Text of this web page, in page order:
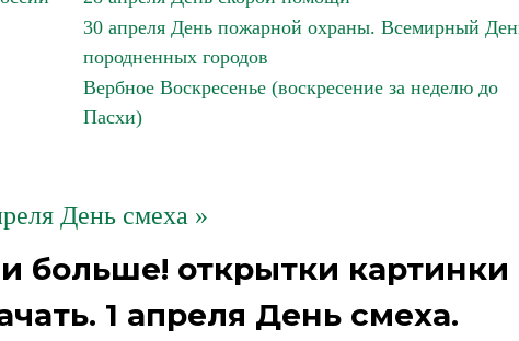
30 апреля День пожарной охраны. Всемирный
породненных городов
Вербное Воскресенье (воскресение за неделю до
Пасхи)
День смеха »
больше! открытки картинки
1 апреля День смеха.